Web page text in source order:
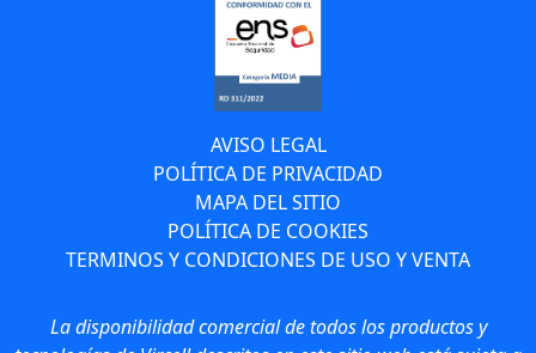
AVISO LEGAL
POLÍTICA DE PRIVACIDAD
MAPA DEL SITIO
POLÍTICA DE COOKIES
TERMINOS Y CONDICIONES DE USO Y VENTA
La disponibilidad comercial de todos los productos y